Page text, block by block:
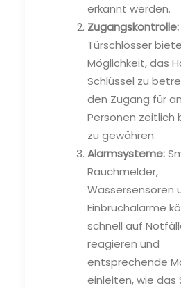
erkannt werden.
Zugangskontrolle:
Türschlösser
Möglichkeit, das
Schlüssel zu
den Zugang für
Personen zeitlich
zu gewähren.
Alarmsysteme:
Rauchmelder,
Wassersensoren
Einbruchalarme
schnell auf
reagieren und
entsprechende
einleiten, wie das